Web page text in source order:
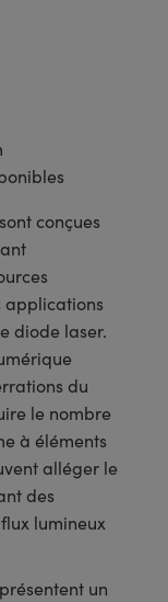
sont conçues
applications
diode laser.
du
le nombre
à éléments
alléger le
des
lumineux
présentent un